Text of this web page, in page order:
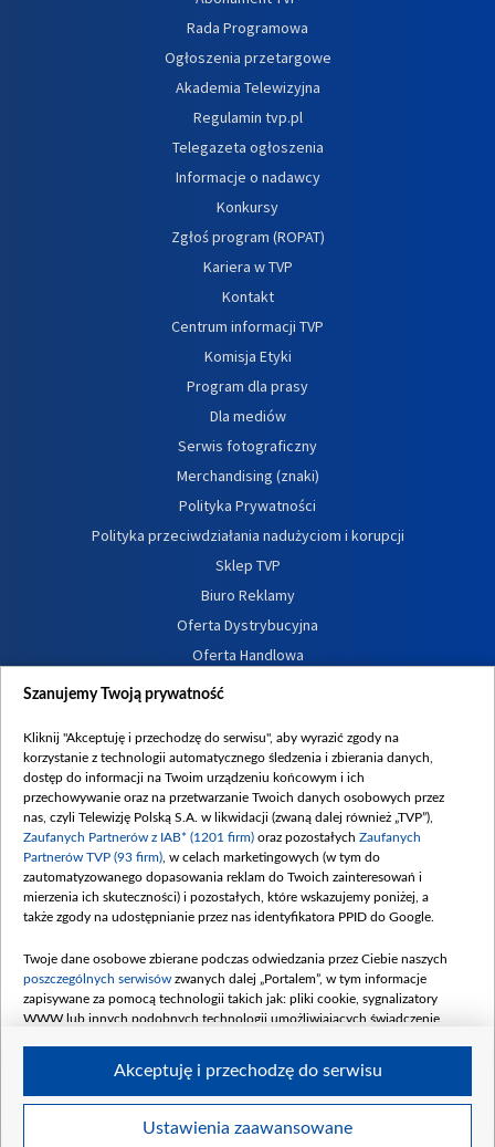
Rada Programowa
Ogłoszenia przetargowe
Akademia Telewizyjna
Regulamin tvp.pl
Telegazeta ogłoszenia
Informacje o nadawcy
Konkursy
Zgłoś program (ROPAT)
Kariera w TVP
Kontakt
Centrum informacji TVP
Komisja Etyki
Program dla prasy
Dla mediów
Serwis fotograficzny
Merchandising (znaki)
Polityka Prywatności
Polityka przeciwdziałania nadużyciom i korupcji
Sklep TVP
Biuro Reklamy
Oferta Dystrybucyjna
Oferta Handlowa
Dostępność
Procedura zgłoszeń wewnętrznych
Szanujemy Twoją prywatność
Kliknij "Akceptuję i przechodzę do serwisu", aby wyrazić zgody na
korzystanie z technologii automatycznego śledzenia i zbierania danych,
dostęp do informacji na Twoim urządzeniu końcowym i ich
przechowywanie oraz na przetwarzanie Twoich danych osobowych przez
nas, czyli Telewizję Polską S.A. w likwidacji (zwaną dalej również „TVP”),
Zaufanych Partnerów z IAB* (1201 firm) oraz pozostałych Zaufanych
Partnerów TVP (93 firm) , w celach marketingowych (w tym do
zautomatyzowanego dopasowania reklam do Twoich zainteresowań i
mierzenia ich skuteczności) i pozostałych, które wskazujemy poniżej, a
także zgody na udostępnianie przez nas identyfikatora PPID do Google.
Twoje dane osobowe zbierane podczas odwiedzania przez Ciebie naszych
poszczególnych serwisów zwanych dalej „Portalem”, w tym informacje
zapisywane za pomocą technologii takich jak: pliki cookie, sygnalizatory
WWW lub innych podobnych technologii umożliwiających świadczenie
Twoje dane osobowe zbierane podczas odwiedzania przez Ciebie
Ustawienia zaawansowane
Akceptuję i przechodzę do serwisu